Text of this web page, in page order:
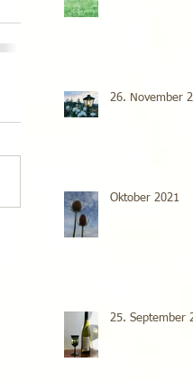
26. November
Oktober 2021
25. September